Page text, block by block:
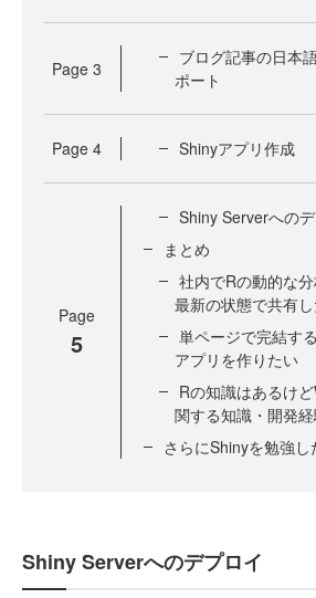
Page 3
ブログ記事の日本
ポート
Page 4 Shinyアプリ作成
Page
5
Shiny Serverへの
まとめ
社内でRの動的な
最新の状態で共有
単ページで完結す
アプリを作りたい
Rの知識はあるけ
関する知識・開発
さらにShinyを勉強し
Shiny Serverへのデプロイ